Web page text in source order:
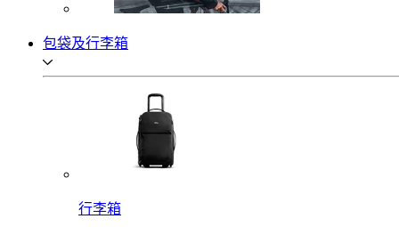
包袋及行李箱
行李箱